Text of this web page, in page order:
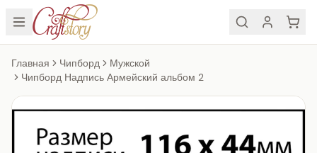
Главная Чипборд
Мужской
Чипборд Надпись Армейский альбом 2